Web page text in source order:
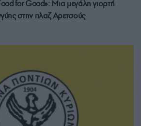
for Good»: Μια μεγάλη γιορτή
στην πλαζ Αρετσούς